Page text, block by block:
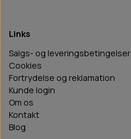
Links
Salgs- og leveringsbetingelser
Cookies
Fortrydelse og reklamation
Kunde login
Om os
Kontakt
Blog